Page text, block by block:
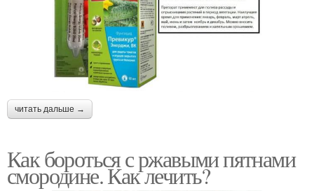
читать дальше →
Как бороться с ржавыми пятнами
смородине. Как лечить?